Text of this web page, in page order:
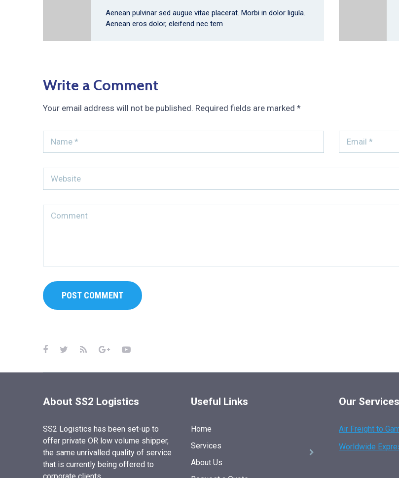
Aenean pulvinar sed augue vitae placerat. Morbi in dolor ligula.
Aenean eros dolor, eleifend nec tem
Write a Comment
Your email address will not be published. Required fields are marked *
About SS2 Logistics
SS2 Logistics has been set-up to
offer private OR low volume shipper,
the same unrivalled quality of service
that is currently being offered to
Useful Links
Home
Services
About Us
Our Services
Air Freight to
Worldwide